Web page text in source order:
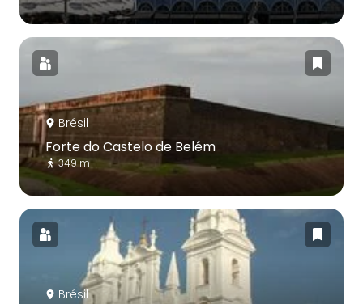
Brésil
Forte do Castelo de Belém
349 m
Brésil